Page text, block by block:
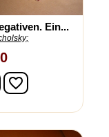
Ein...
In winkelwagen
favorite_border